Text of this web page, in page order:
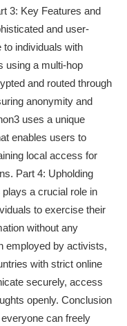
3: Key Features and
and user-
individuals with
using a multi-hop
and routed through
anonymity and
uses a unique
enables users to
local access for
Part 4: Upholding
a crucial role in
to exercise their
without any
employed by activists,
with strict online
securely, access
openly. Conclusion
can freely